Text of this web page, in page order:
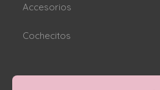
Accesorios
Cochecitos